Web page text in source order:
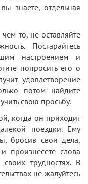
знаете, отдельная
то, не оставляйте
Постарайтесь
настроением и
попросить его о
удовлетворение
потом найдите
свою просьбу.
когда он приходит
поездки. Ему
бросив свои дела,
произнесете слова
трудностях. В
не жалуйтесь